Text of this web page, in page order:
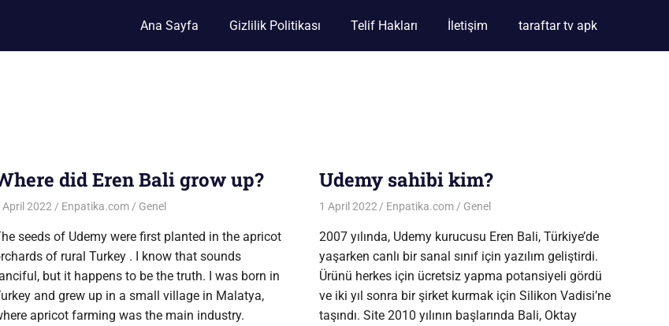
Ana Sayfa Gizlilik Politikası Telif Hakları İletişim taraftar tv apk
did Eren Bali grow up?
April 2022 Enpatika.com Genel
seeds of Udemy were first planted in the apricot
of rural Turkey . I know that sounds
but it happens to be the truth. I was born in
and grew up in a small village in Malatya,
apricot farming was the main industry.
Udemy sahibi kim?
1 April 2022 Enpatika.com Genel
2007 yılında, Udemy kurucusu Eren Bali, Türkiye’de
yaşarken canlı bir sanal sınıf için yazılım geliştirdi.
Ürünü herkes için ücretsiz yapma potansiyeli gördü
ve iki yıl sonra bir şirket kurmak için Silikon Vadisi’ne
taşındı. Site 2010 yılının başlarında Bali, Oktay